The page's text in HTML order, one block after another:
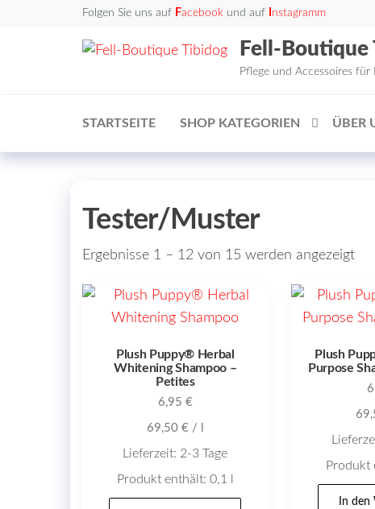
Folgen Sie uns auf Facebook und auf nstagramm
Fell-Boutique
Pflege und Accessoires
STARTSEITE SHOP KATEGORIEN ÜBER
Tester/Muster
Ergebnisse 1 – 12 von 15 werden angezeigt
Plush Puppy® Herbal
Whitening Shampoo –
Petites
6,95 €
69,50 €/
Lieferzeit: 2-3 Tage
Produkt enthält: 0,1
Plush
Purpose
Produkt
In